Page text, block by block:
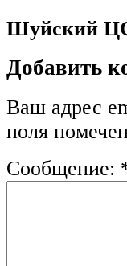
Шуйский
Добавить
Ваш адрес
поля
Сообщение: